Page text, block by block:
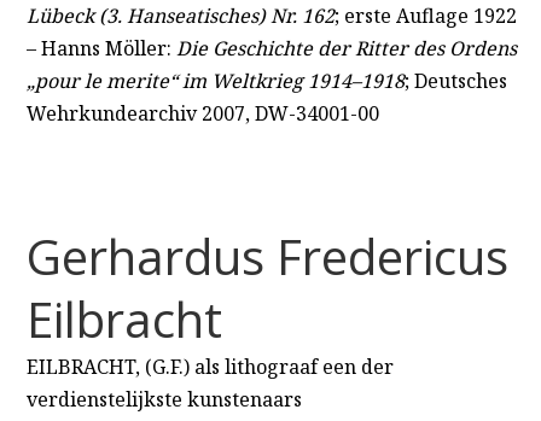
Lübeck (3. Hanseatisches) Nr. 162; erste Auflage 1922
– Hanns Möller: Die Geschichte der Ritter des Ordens
„pour le merite“ im Weltkrieg 1914–1918; Deutsches
Wehrkundearchiv 2007, DW-34001-00
Gerhardus Fredericus
Eilbracht
EILBRACHT, (G.F.) als lithograaf een der
verdienstelijkste kunstenaars